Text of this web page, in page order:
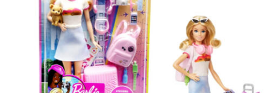
玩具车，货车，火车及遥控系列
手工艺，文具，蜡笔，泥胶，画板
娃娃，芭比，收藏公仔